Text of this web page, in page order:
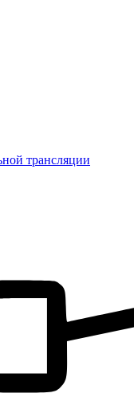
трансляции